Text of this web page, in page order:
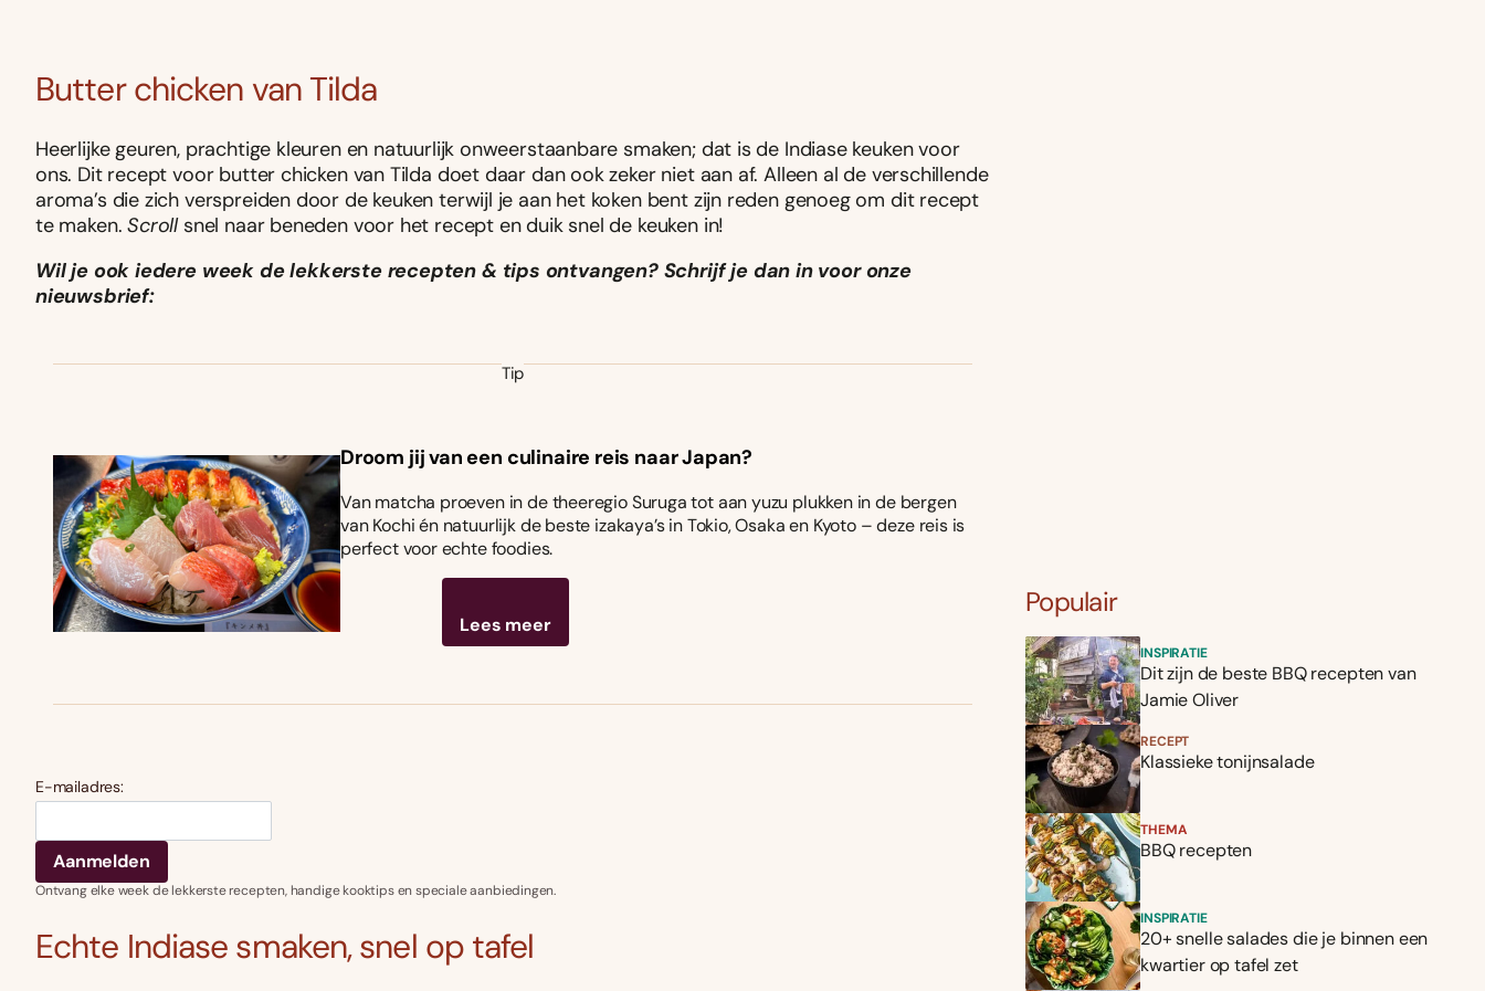
Butter chicken van Tilda
Heerlijke geuren, prachtige kleuren en natuurlijk onweerstaanbare smaken; dat is de Indiase keuken voor
ons. Dit recept voor butter chicken van Tilda doet daar dan ook zeker niet aan af. Alleen al de verschillende
aroma’s die zich verspreiden door de keuken terwijl je aan het koken bent zijn reden genoeg om dit recept
te maken.Scrollsnel naar beneden voor het recept en duik snel de keuken in!
Wil je ook iedere week de lekkerste recepten & tips ontvangen? Schrijf je dan in voor onze
nieuwsbrief:
Tip
Droom jij van een culinaire reis naar Japan?
Van matcha proeven in de theeregio Suruga tot aan yuzu plukken in de bergen
van Kochi én natuurlijk de beste izakaya’s in Tokio, Osaka en Kyoto – deze reis is
perfect voor echte foodies.
Lees meer
E-mailadres:
Ontvang elke week de lekkerste recepten, handige kooktips en speciale aanbiedingen.
Echte Indiase smaken, snel op tafel
Populair
INSPIRATIE
Dit zijn de beste BBQ recepten van
Jamie Oliver
RECEPT
Klassieke tonijnsalade
THEMA
BBQ recepten
INSPIRATIE
20+ snelle salades die je binnen een
kwartier op tafel zet